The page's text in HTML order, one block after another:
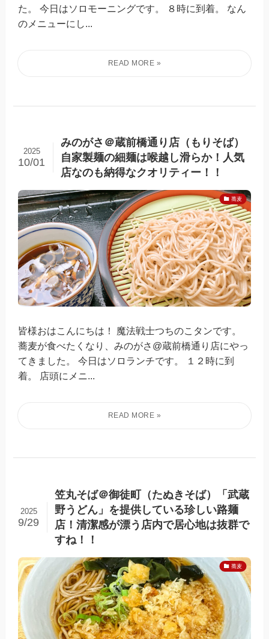
た。 今日はソロモーニングです。 ８時に到着。 なん
のメニューにし...
みのがさ＠蔵前橋通り店（もりそば）
自家製麺の細麺は喉越し滑らか！人気
店なのも納得なクオリティー！！
2025
10/01
蕎麦
皆様おはこんにちは！ 魔法戦士つちのこタンです。
蕎麦が食べたくなり、みのがさ@蔵前橋通り店にやっ
てきました。 今日はソロランチです。 １２時に到
着。 店頭にメニ...
笠丸そば＠御徒町（たぬきそば）「武蔵
野うどん」を提供している珍しい路麺
店！清潔感が漂う店内で居心地は抜群で
すね！！
2025
9/29
蕎麦